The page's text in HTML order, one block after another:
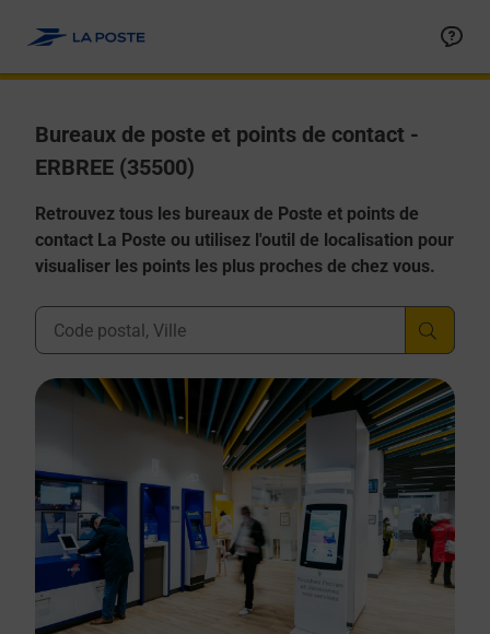
Bureaux de poste et points de contact -
ERBREE (35500)
Retrouvez tous les bureaux de Poste et points de
contact La Poste ou utilisez l'outil de localisation pour
visualiser les points les plus proches de chez vous.
Ville, Département, Code Postal